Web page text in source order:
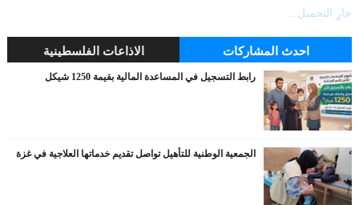
جارٍ التحميل...
احدث المشاركات الاذاعات الفلسطينية
رابط التسجيل في المساعدة المالية بقيمة 1250 شيكل
الجمعية الوطنية للتأهيل تواصل تقديم خدماتها العلاجية في غزة